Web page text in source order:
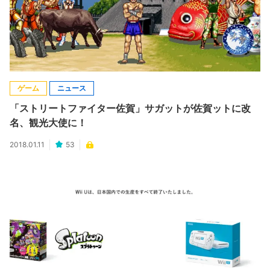
ゲーム ニュース
「ストリートファイター佐賀」サガットが佐賀ットに改
名、観光大使に！
2018.01.11 53